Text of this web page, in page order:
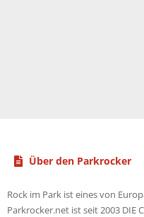
Über den Parkrocker
Rock im Park ist eines von
Parkrocker.net ist seit 2003 DIE